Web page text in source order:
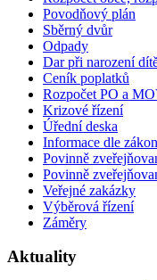
Povodňový plán
Sběrný dvůr
Odpady
Dar při narození
Ceník poplatků
Rozpočet PO a
Krizové řízení
Úřední deska
Informace dle
Povinně
Povinně
Veřejné zakázky
Výběrová řízení
Záměry
Aktuality